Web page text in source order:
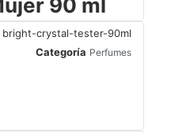
90 ml
bright-crystal-tester-90ml
Categoría Perfumes